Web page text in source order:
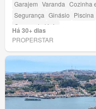
Garajem Varanda Cozinha
Segurança Ginásio Piscina
Campo de ténis
Há 30+ dias
PROPERSTAR